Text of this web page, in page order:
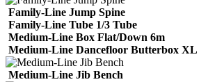
Family-Line Jump Spine
Family-Line Tube 1/3 Tube
Medium-Line Box Flat/Down 6m
Medium-Line Dancefloor Butterbox XL
Medium-Line Jib Bench